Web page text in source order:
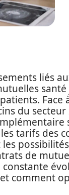
liés
du
tarifs des
de
comment